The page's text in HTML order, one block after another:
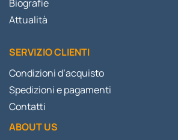
Biografie
Attualità
SERVIZIO CLIENTI
Condizioni d’acquisto
Spedizioni e pagamenti
Contatti
ABOUT US